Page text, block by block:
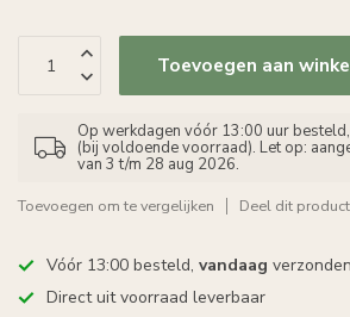
Toevoegen aan
Op werkdagen vóór 13:00 uur
(bij voldoende voorraad). Let op:
van 3 t/m 28 aug 2026.
Toevoegen om te vergelijken Deel dit product
Vóór 13:00 besteld, vandaag
Direct uit voorraad leverbaar